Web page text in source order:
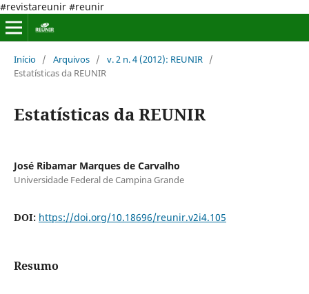
#revistareunir #reunir
Início / Arquivos / v. 2 n. 4 (2012): REUNIR /
Estatísticas da REUNIR
Estatísticas da REUNIR
José Ribamar Marques de Carvalho
Universidade Federal de Campina Grande
DOI: https://doi.org/10.18696/reunir.v2i4.105
Resumo